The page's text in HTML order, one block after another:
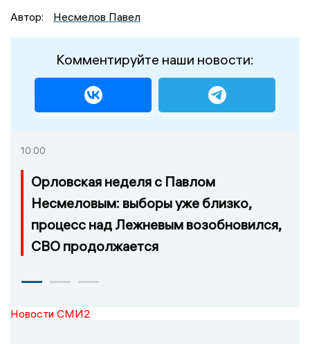
Автор:
Несмелов Павел
Комментируйте наши новости:
10:00
Орловская неделя с Павлом
Несмеловым: выборы уже близко,
процесс над Лежневым возобновился,
СВО продолжается
Новости СМИ2